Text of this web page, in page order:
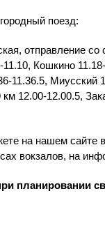
поезд:
отправление
Кошкино
11.36.5, Миусский
12.00-12.00.5,
на нашем
вокзалов, на
планировании